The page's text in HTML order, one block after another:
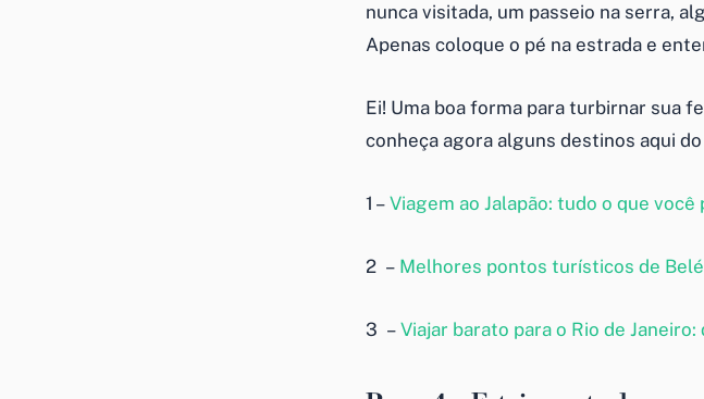
nunca visitada, um passeio na serra,
Apenas coloque o pé na estrada e
Ei! Uma boa forma para turbirnar sua
conheça agora alguns destinos aqui
1 – Viagem ao Jalapão: tudo o que você
2 – Melhores pontos turísticos de
3 – Viajar barato para o Rio de